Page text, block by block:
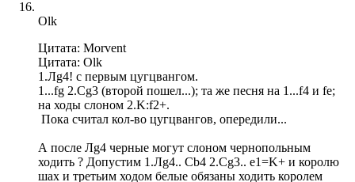
Olk
Цитата: Morvent
Цитата: Olk
1.Лg4! c первым цугцвангом.
1...fg 2.Cg3 (второй пошел...); та же песня на 1...f4 и fe;
на ходы слоном 2.K:f2+.
Пока считал кол-во цугцвангов, опередили...
А после Лg4 черные могут слоном чернопольным
ходить ? Допустим 1.Лg4.. Сb4 2.Сg3.. e1=K+ и королю
шах и третьим ходом белые обязаны ходить королем